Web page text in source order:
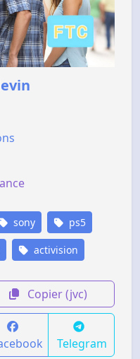
sony ps5
activision
Copier (jvc)
Telegram